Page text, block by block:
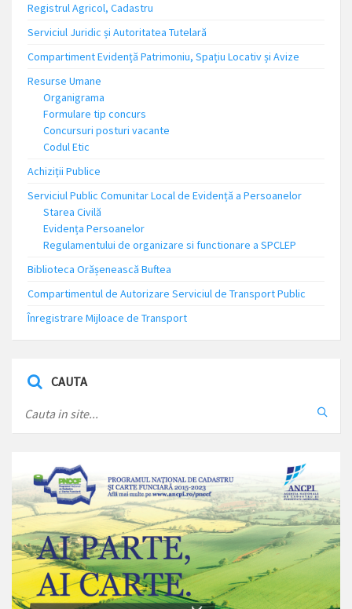
Registrul Agricol, Cadastru
Serviciul Juridic și Autoritatea Tutelară
Compartiment Evidență Patrimoniu, Spațiu Locativ și Avize
Resurse Umane
Organigrama
Formulare tip concurs
Concursuri posturi vacante
Codul Etic
Achiziții Publice
Serviciul Public Comunitar Local de Evidență a Persoanelor
Starea Civilă
Evidența Persoanelor
Regulamentului de organizare si functionare a SPCLEP
Biblioteca Orășenească Buftea
Compartimentul de Autorizare Serviciul de Transport Public
Înregistrare Mijloace de Transport
CAUTA